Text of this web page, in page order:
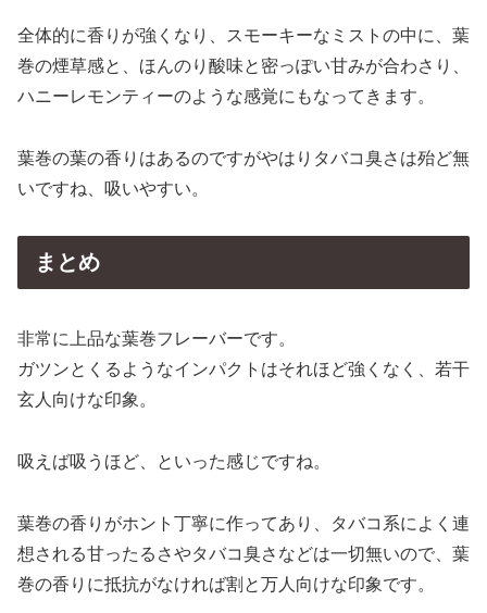
全体的に香りが強くなり、スモーキーなミストの中に、葉
巻の煙草感と、ほんのり酸味と密っぽい甘みが合わさり、
ハニーレモンティーのような感覚にもなってきます。
葉巻の葉の香りはあるのですがやはりタバコ臭さは殆ど無
いですね、吸いやすい。
まとめ
非常に上品な葉巻フレーバーです。
ガツンとくるようなインパクトはそれほど強くなく、若干
玄人向けな印象。
吸えば吸うほど、といった感じですね。
葉巻の香りがホント丁寧に作ってあり、タバコ系によく連
想される甘ったるさやタバコ臭さなどは一切無いので、葉
巻の香りに抵抗がなければ割と万人向けな印象です。